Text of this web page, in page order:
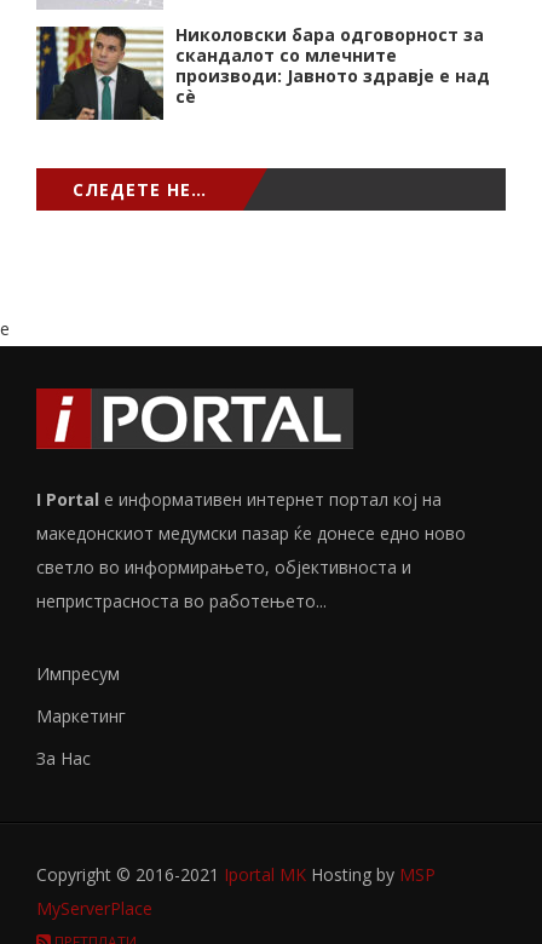
Николовски бара одговорност за
скандалот со млечните
производи: Јавното здравје е над
сѐ
СЛЕДЕТЕ НЕ…
e
I Portal е информативен интернет портал кој на
македонскиот медумски пазар ќе донесе едно ново
светло во информирањето, објективноста и
непристрасноста во работењето...
Импресум
Маркетинг
За Нас
Copyright © 2016-2021 Iportal MK Hosting by MSP
MyServerPlace